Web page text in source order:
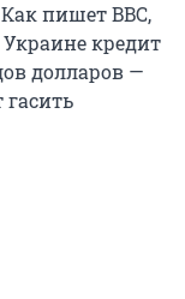
пишет BBC,
кредит
долларов —